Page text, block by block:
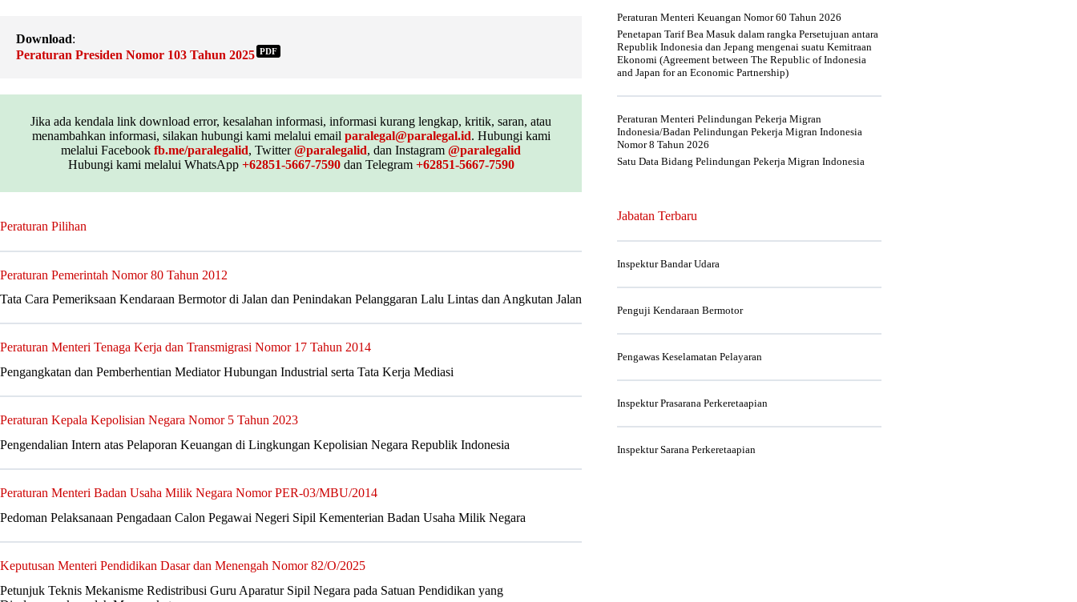
Download:
Peraturan Presiden Nomor 103 Tahun 2025 PDF
Jika ada kendala link download error, kesalahan informasi, informasi kurang lengkap, kritik, saran, atau
menambahkan informasi, silakan hubungi kami melalui email paralegal@paralegal.id. Hubungi kami
melalui Facebook fb.me/paralegalid, Twitter@paralegalid, dan Instagram @paralegalid
Hubungi kami melalui WhatsApp +62851-5667-7590dan Telegram +62851-5667-7590
Peraturan Pilihan
Peraturan Pemerintah Nomor 80 Tahun 2012
Tata Cara Pemeriksaan Kendaraan Bermotor di Jalan dan Penindakan Pelanggaran Lalu Lintas dan Angkutan Jalan
Peraturan Menteri Tenaga Kerja dan Transmigrasi Nomor 17 Tahun 2014
Pengangkatan dan Pemberhentian Mediator Hubungan Industrial serta Tata Kerja Mediasi
Peraturan Kepala Kepolisian Negara Nomor 5 Tahun 2023
Pengendalian Intern atas Pelaporan Keuangan di Lingkungan Kepolisian Negara Republik Indonesia
Peraturan Menteri Badan Usaha Milik Negara Nomor PER-03/MBU/2014
Pedoman Pelaksanaan Pengadaan Calon Pegawai Negeri Sipil Kementerian Badan Usaha Milik Negara
Keputusan Menteri Pendidikan Dasar dan Menengah Nomor 82/O/2025
Petunjuk Teknis Mekanisme Redistribusi Guru Aparatur Sipil Negara pada Satuan Pendidikan yang
Peraturan Menteri Keuangan Nomor 60 Tahun 2026
Penetapan Tarif Bea Masuk dalam rangka Persetujuan antara
Republik Indonesia dan Jepang mengenai suatu Kemitraan
Ekonomi (Agreement between The Republic of Indonesia
and Japan for an Economic Partnership)
Peraturan Menteri Pelindungan Pekerja Migran
Indonesia/Badan Pelindungan Pekerja Migran Indonesia
Nomor 8 Tahun 2026
Satu Data Bidang Pelindungan Pekerja Migran Indonesia
Jabatan Terbaru
Inspektur Bandar Udara
Penguji Kendaraan Bermotor
Pengawas Keselamatan Pelayaran
Inspektur Prasarana Perkeretaapian
Inspektur Sarana Perkeretaapian